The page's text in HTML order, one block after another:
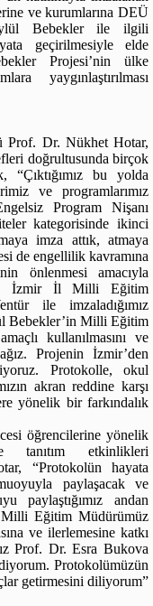
ve kurumlarına DEÜ
Bebekler ile ilgili
geçirilmesiyle elde
Projesi’nin ülke
yaygınlaştırılması
Prof. Dr. Nükhet Hotar,
doğrultusunda birçok
“Çıktığımız bu yolda
ve programlarımız
Program Nişanı
kategorisinde ikinci
imza attık, atmaya
de engellilik kavramına
önlenmesi amacıyla
İzmir İl Milli Eğitim
ile imzaladığımız
Bebekler’in Milli Eğitim
kullanılmasını ve
Projenin İzmir’den
Protokolle, okul
akran reddine karşı
yönelik bir farkındalık
öğrencilerine yönelik
tanıtım etkinlikleri
“Protokolün hayata
paylaşacak ve
paylaştığımız andan
Eğitim Müdürümüz
ve ilerlemesine katkı
Prof. Dr. Esra Bukova
Protokolümüzün
getirmesini diliyorum”